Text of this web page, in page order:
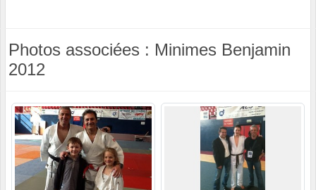
Photos associées : Minimes Benjamin
2012